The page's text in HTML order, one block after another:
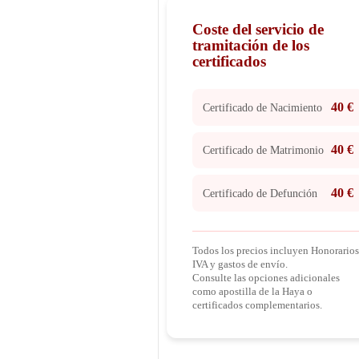
Coste del servicio de
tramitación de los
certificados
Certificado de Nacimiento 40 €
Certificado de Matrimonio 40 €
Certificado de Defunción 40 €
Todos los precios incluyen
IVA y gastos de envío.
Consulte las opciones adicionales
como apostilla de la Haya o
certificados complementarios.